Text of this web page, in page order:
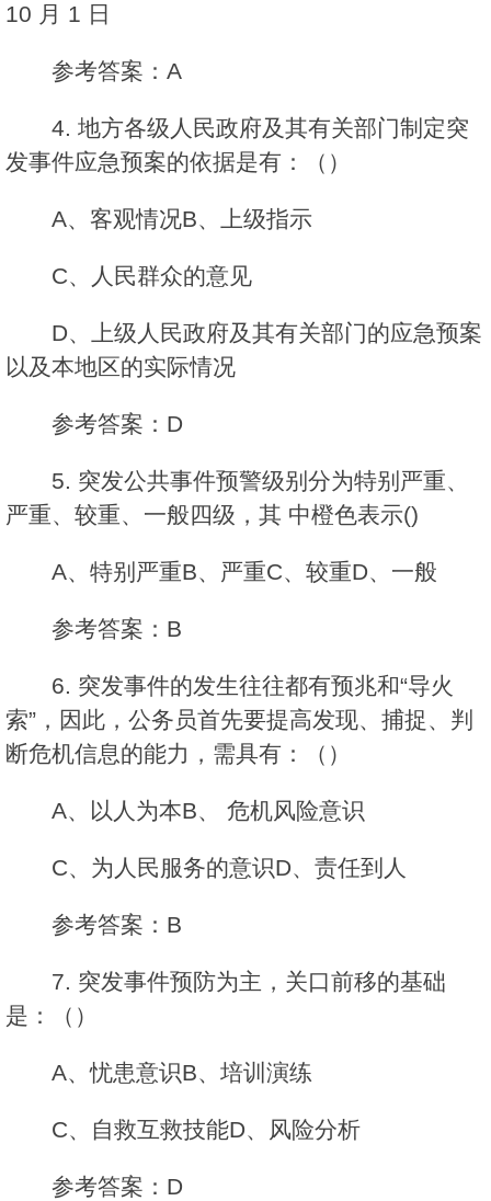
10 月 1 日
参考答案：A
4. 地方各级人民政府及其有关部门制定突
发事件应急预案的依据是有：（）
A、客观情况B、上级指示
C、人民群众的意见
D、上级人民政府及其有关部门的应急预案
以及本地区的实际情况
参考答案：D
5. 突发公共事件预警级别分为特别严重、
严重、较重、一般四级，其 中橙色表示()
A、特别严重B、严重C、较重D、一般
参考答案：B
6. 突发事件的发生往往都有预兆和“导火
索”，因此，公务员首先要提高发现、捕捉、判
断危机信息的能力，需具有：（）
A、以人为本B、 危机风险意识
C、为人民服务的意识D、责任到人
参考答案：B
7. 突发事件预防为主，关口前移的基础
是：（）
A、忧患意识B、培训演练
C、自救互救技能D、风险分析
参考答案：D